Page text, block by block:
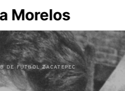
Morelos
DE FUTBOL ZACATEPEC